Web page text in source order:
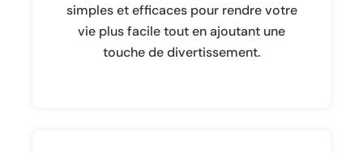
simples et efficaces pour rendre votre
vie plus facile tout en ajoutant une
touche de divertissement.